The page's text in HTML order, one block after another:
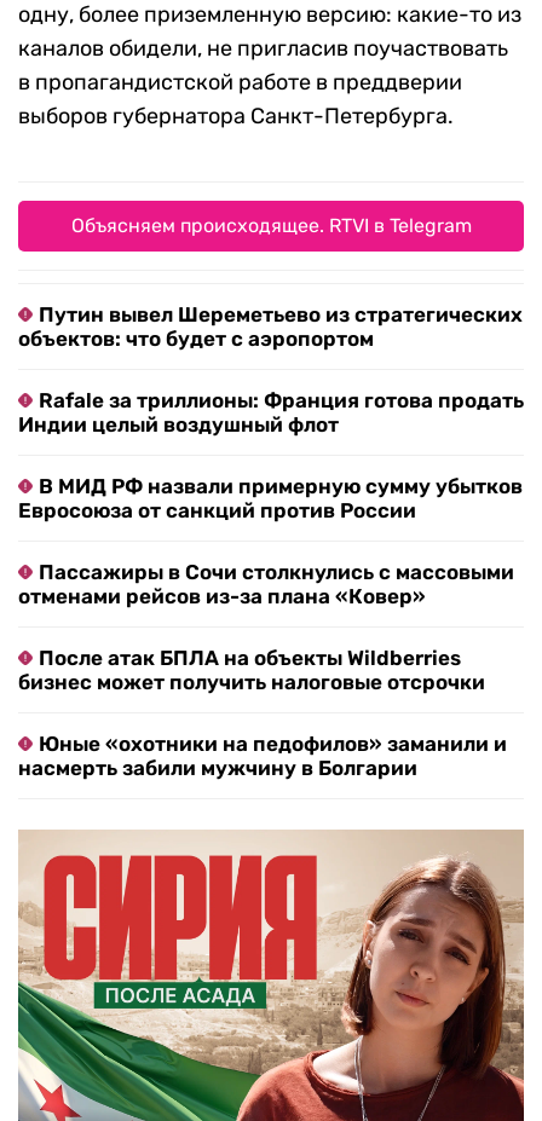
одну, более приземленную версию: какие-то из
каналов обидели, не пригласив поучаствовать
в пропагандистской работе в преддверии
выборов губернатора Санкт-Петербурга.
Объясняем происходящее. RTVI в Telegram
Путин вывел Шереметьево из стратегических
объектов: что будет с аэропортом
Rafale за триллионы: Франция готова продать
Индии целый воздушный флот
В МИД РФ назвали примерную сумму убытков
Евросоюза от санкций против России
Пассажиры в Сочи столкнулись с массовыми
отменами рейсов из-за плана «Ковер»
После атак БПЛА на объекты Wildberries
бизнес может получить налоговые отсрочки
Юные «охотники на педофилов» заманили и
насмерть забили мужчину в Болгарии